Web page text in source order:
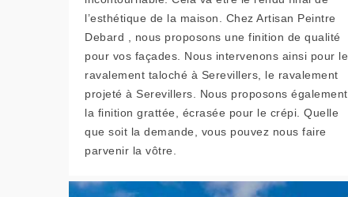
l’esthétique de la maison. Chez Artisan Peintre
Debard , nous proposons une finition de qualité
pour vos façades. Nous intervenons ainsi pour le
ravalement taloché à Serevillers, le ravalement
projeté à Serevillers. Nous proposons également
la finition grattée, écrasée pour le crépi. Quelle
que soit la demande, vous pouvez nous faire
parvenir la vôtre.